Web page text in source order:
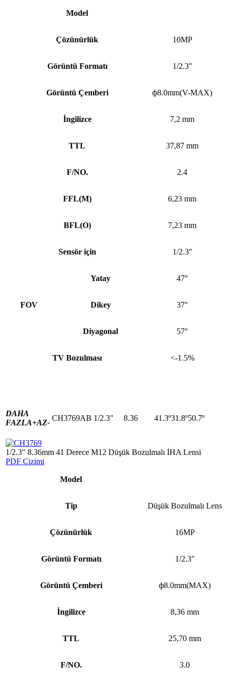
Model
Çözünürlük 10MP
Görüntü Formatı 1/2.3″
Görüntü Çemberi ф8.0mm(V-MAX)
İngilizce 7,2 mm
TTL 37,87 mm
F/NO. 2.4
FFL(M) 6,23 mm
BFL(O) 7,23 mm
Sensör için 1/2.3″
FOV
Yatay 47°
Dikey 37°
Diyagonal 57°
TV Bozulması <-1.5%
DAHA
FAZLA+AZ-
CH3769AB 1/2.3" 8.36 41.3º31.8º50.7º
1/2.3" 8.36mm 41 Derece M12 Düşük Bozulmalı İHA Lensi
PDF Çizimi
Model
Tip Düşük Bozulmalı Lens
Çözünürlük 16MP
Görüntü Formatı 1/2.3″
Görüntü Çemberi ф8.0mm(MAX)
İngilizce 8,36 mm
TTL 25,70 mm
F/NO. 3.0